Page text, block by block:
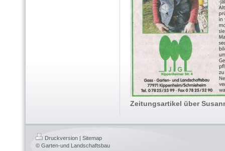
Zeitungsartikel über
Druckversion | Sitemap
© Garten-und Landschaftsbau